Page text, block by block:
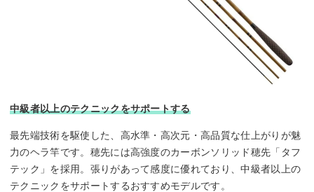
中級者以上のテクニックをサポートする
最先端技術を駆使した、高水準・高次元・高品質な仕上がりが魅
力のヘラ竿です。穂先には高強度のカーボンソリッド穂先「タフ
テック」を採用。張りがあって感度に優れており、中級者以上の
テクニックをサポートするおすすめモデルです。